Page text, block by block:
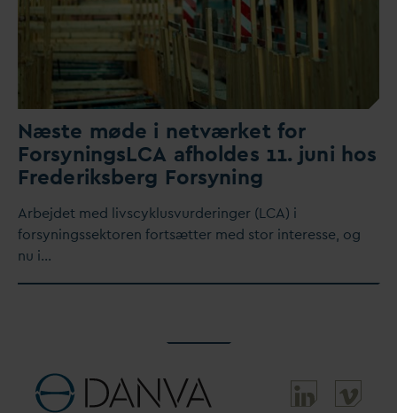
Næste møde i netværket for
ForsyningsLCA afholdes 11. juni hos
Frederiksberg Forsyning
Arbejdet med livscyklusvurderinger (LCA) i
forsyningssektoren fortsætter med stor interesse, og
nu i…